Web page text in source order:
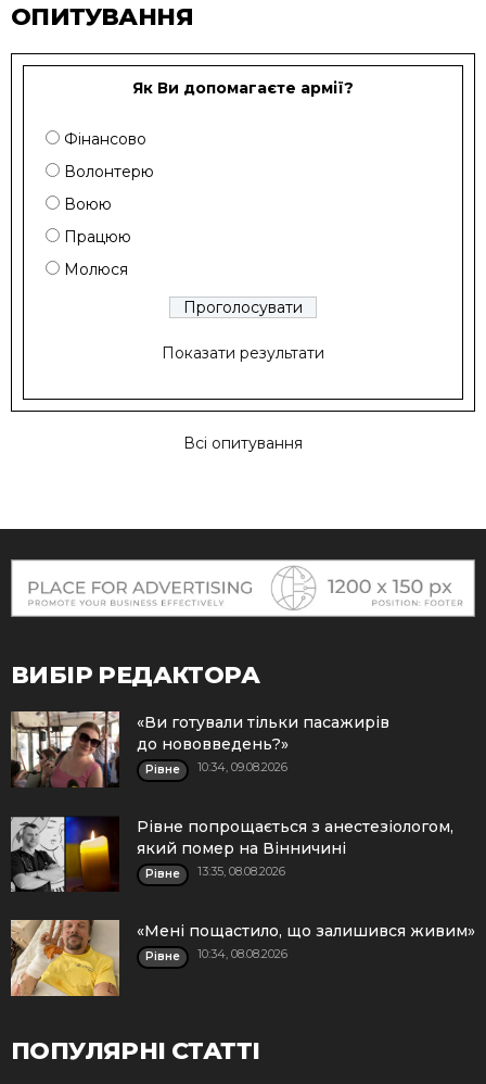
ОПИТУВАННЯ
Як Ви допомагаєте армії?
Фінансово
Волонтерю
Воюю
Працюю
Молюся
Показати результати
Всі опитування
ВИБІР РЕДАКТОРА
«Ви готували тільки пасажирів
до нововведень?»
Рівне 10:34, 09.08.2026
Рівне попрощається з анестезіологом,
який помер на Вінничині
Рівне 13:35, 08.08.2026
«Мені пощастило, що залишився живим»
Рівне 10:34, 08.08.2026
ПОПУЛЯРНІ СТАТТІ